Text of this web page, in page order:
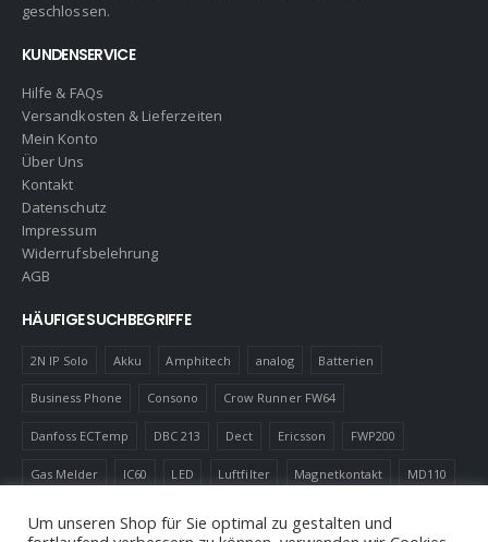
geschlossen.
KUNDENSERVICE
Hilfe & FAQs
Versandkosten & Lieferzeiten
Mein Konto
Über Uns
Kontakt
Datenschutz
Impressum
Widerrufsbelehrung
AGB
HÄUFIGE SUCHBEGRIFFE
2N IP Solo Akku Amphitech analog Batterien
Business Phone Consono Crow Runner FW64
Danfoss ECTemp DBC 213 Dect Ericsson FWP200
Gas Melder IC60 LED Luftfilter Magnetkontakt MD110
Um unseren Shop für Sie optimal zu gestalten und